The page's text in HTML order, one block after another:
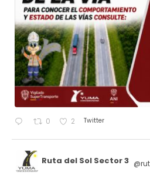
0 2 Twitter
Ruta del Sol Sector 3